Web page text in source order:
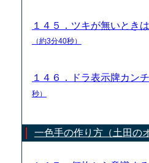
１４５．ツキが無いとき
（約3分40秒）
１４６．ドラ表示牌カン
秒）
一色手の作り方（土田の